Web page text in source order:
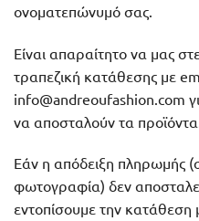
ονοματεπώνυμό σας.
Είναι απαραίτητο να μας
τραπεζική κατάθεσης με
info@andreoufashion.com
να αποσταλούν τα προϊόντα.
Εάν η απόδειξη πληρωμής
φωτογραφία) δεν
εντοπίσουμε την κατάθεση